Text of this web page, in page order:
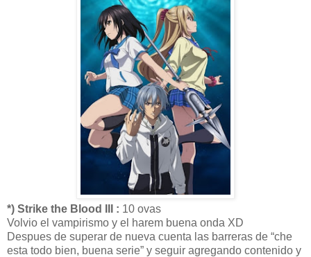
*) Strike the Blood III : 10 ovas
Volvio el vampirismo y el harem buena onda XD
Despues de superar de nueva cuenta las barreras de “che
esta todo bien, buena serie” y seguir agregando contenido y